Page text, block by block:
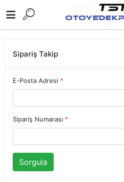
Sipariş Takip
E-Posta Adresi *
Sipariş Numarası *
Sorgula